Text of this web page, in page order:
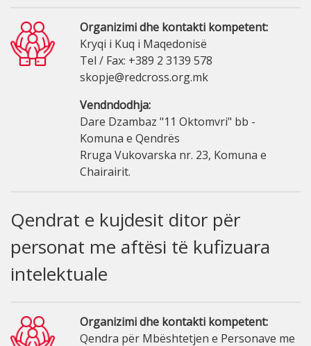
Organizimi dhe kontakti kompetent:
Kryqi i Kuq i Maqedonisë
Tel / Fax: +389 2 3139 578
skopje@redcross.org.mk
Vendndodhja:
Dare Dzambaz "11 Oktomvri" bb -
Komuna e Qendrës
Rruga Vukovarska nr. 23, Komuna e
Chairairit.
Qendrat e kujdesit ditor për
personat me aftësi të kufizuara
intelektuale
Organizimi dhe kontakti kompetent:
Qendra për Mbështetjen e Personave me